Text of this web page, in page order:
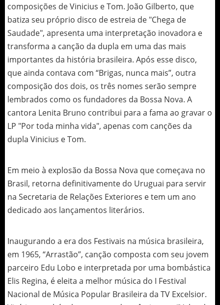
composições de Vinicius e Tom. João Gilberto, que
batiza seu próprio disco de estreia de "Chega de
Saudade", apresenta uma interpretação inovadora e
transforma a canção da dupla em uma das mais
importantes da história brasileira. Após esse disco,
que ainda contava com “Brigas, nunca mais”, outra
composição dos dois, os três nomes serão sempre
lembrados como os fundadores da Bossa Nova. A
cantora Lenita Bruno contribui para a fama ao gravar o
LP "Por toda minha vida", apenas com canções da
dupla Vinicius e Tom.
Em meio à explosão da Bossa Nova que começava no
Brasil, retorna definitivamente do Uruguai para servir
na Secretaria de Relações Exteriores e tem um ano
dedicado aos lançamentos literários.
Inaugurando a era dos Festivais na música brasileira,
em 1965, “Arrastão”, canção composta com seu jovem
parceiro Edu Lobo e interpretada por uma bombástica
Elis Regina, é eleita a melhor música do I Festival
Nacional de Música Popular Brasileira da TV Excelsior.